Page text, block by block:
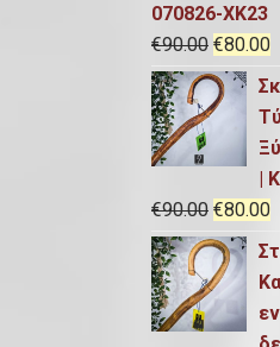
070826-ΧΚ23
€90.00 O
r
i
i
n
a
p
r
€80.00Η
ρ
έ
χ
ο
υ
σ
α
τ
|
€90.00 O
r
i
g
i
€80.00Η
ρ